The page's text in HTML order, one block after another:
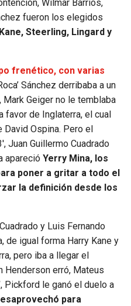
Wilmar Barrios,
fueron los elegidos
Steerling, Lingard y
frenético, con varias
Sánchez derribaba a un
Geiger no le temblaba
favor de Inglaterra, el cual
David Ospina. Pero el
Juan Guillermo Cuadrado
apareció Yerry Mina, los
poner a gritar a todo el
la definición desde los
y Luis Fernando
de igual forma Harry Kane y
pero iba a llegar el
erró, Mateus
Pickford le ganó el duelo a
para